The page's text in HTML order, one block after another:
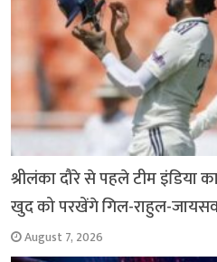
श्रीलंका दौरे से पहले टीम इंडिया
खुद को परखेंगे गिल-राहुल-
August 7, 2026